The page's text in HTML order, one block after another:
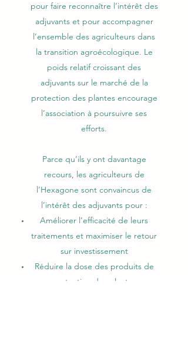
pour faire reconnaître l’intérêt des
adjuvants et pour accompagner
l’ensemble des agriculteurs dans
la transition agroécologique. Le
poids relatif croissant des
adjuvants sur le marché de la
protection des plantes encourage
l’association à poursuivre ses
efforts.
Parce qu’ils y ont davantage
recours, les agriculteurs de
l’Hexagone sont convaincus de
l’intérêt des adjuvants pour :
Améliorer l’efficacité de leurs
traitements et maximiser le retour
sur investissement
Réduire la dose des produits de
protection des plantes